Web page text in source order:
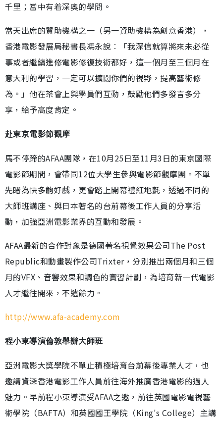
千里；當中有着深奧的學問。
當天出席的贊助機構之一（另一資助機構為創意香港），
香港電影發展局秘書長馮永說︰「我深信就算將來未必從
事或者繼續進修電影修復技術都好，這一個月至三個月在
意大利的學習，一定可以擴闊你們的視野，提高藝術修
為。」他在茶會上與學員們互動，鼓勵他們多發言多分
享，給予高度肯定。
赴東京電影節觀摩
馬不停蹄的AFAA團隊，在10月25日至11月3日的東京國際
電影節期間，會帶同12位大學生參與電影節觀摩團。不單
先睹為快多齣好戲，更會踏上開幕禮紅地氈，透過不同的
大師班講座、與日本著名的台前幕後工作人員的分享活
動，加強亞洲電影業界的互動和發展。
AFAA最新的合作對象是德國著名視覺效果公司The Post
Republic和動畫製作公司Trixter，分別推出兩個月和三個
月的VFX、音響效果和調色的實習計劃，為培育新一代電影
人才繼往開來，不遺餘力。
http://www.afa-academy.com
程小東導演倫敦舉辦大師班
亞洲電影大獎學院不單止積極培育台前幕後專業人才，也
邀請資深香港電影工作人員前往海外推廣香港電影的過人
魅力。早前程小東導演受AFAA之邀，前往英國電影電視藝
術學院（BAFTA）和英國國王學院（King's College）主講